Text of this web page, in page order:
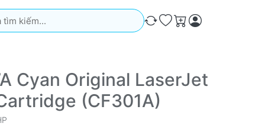
Kết quả sẽ tự động xuất hiện khi bạn nhập. Nhấn phím
So sánh
Ưa thích
Giỏ hàng
Cyan Original LaserJet
(CF301A)